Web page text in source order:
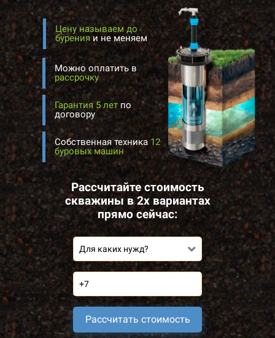
Цену называем до
буренияи не меняем
Собственная техника 12
буровых машин
Можно оплатить в
рассрочку
Рассчитайте стоимость
скважины в 2х вариантах
прямо сейчас:
Для каких нужд?
Рассчитать стоимость
Гарантия 5 лет по
договору